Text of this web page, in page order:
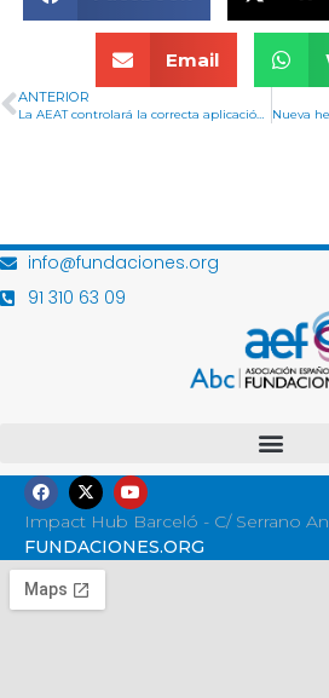
Email
ANTERIOR
info@fundaciones.org
91 310 63 09
Impact Hub Barceló - C/ Serrano
FUNDACIONES.ORG